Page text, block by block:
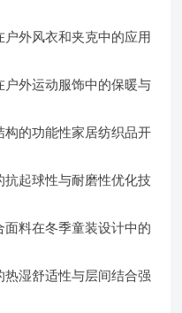
外风衣和夹克中的应用
外运动服饰中的保暖与
的功能性家居纺织品开
起球性与耐磨性优化技
料在冬季童装设计中的
湿舒适性与层间结合强